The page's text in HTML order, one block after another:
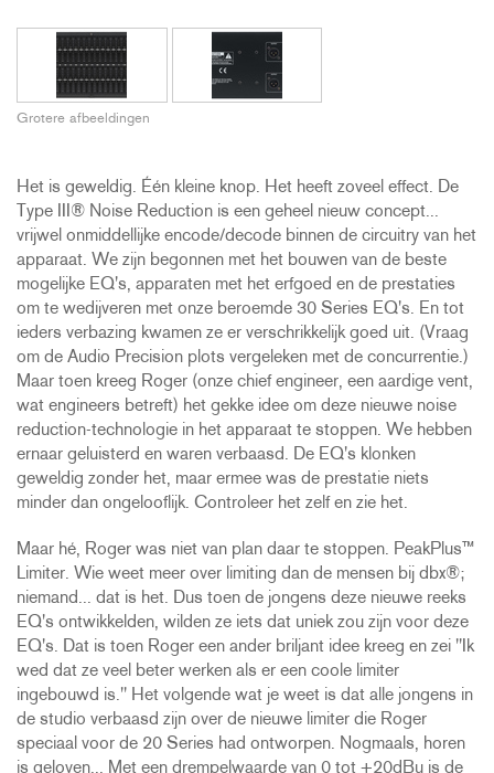
Grotere afbeeldingen
Het is geweldig. Één kleine knop. Het heeft zoveel effect. De
Type III® Noise Reduction is een geheel nieuw concept...
vrijwel onmiddellijke encode/decode binnen de circuitry van het
apparaat. We zijn begonnen met het bouwen van de beste
mogelijke EQ's, apparaten met het erfgoed en de prestaties
om te wedijveren met onze beroemde 30 Series EQ's. En tot
ieders verbazing kwamen ze er verschrikkelijk goed uit. (Vraag
om de Audio Precision plots vergeleken met de concurrentie.)
Maar toen kreeg Roger (onze chief engineer, een aardige vent,
wat engineers betreft) het gekke idee om deze nieuwe noise
reduction-technologie in het apparaat te stoppen. We hebben
ernaar geluisterd en waren verbaasd. De EQ's klonken
geweldig zonder het, maar ermee was de prestatie niets
minder dan ongelooflijk. Controleer het zelf en zie het.
Maar hé, Roger was niet van plan daar te stoppen. PeakPlus™
Limiter. Wie weet meer over limiting dan de mensen bij dbx®;
niemand... dat is het. Dus toen de jongens deze nieuwe reeks
EQ's ontwikkelden, wilden ze iets dat uniek zou zijn voor deze
EQ's. Dat is toen Roger een ander briljant idee kreeg en zei "Ik
wed dat ze veel beter werken als er een coole limiter
ingebouwd is." Het volgende wat je weet is dat alle jongens in
de studio verbaasd zijn over de nieuwe limiter die Roger
speciaal voor de 20 Series had ontworpen. Nogmaals, horen
is geloven... Met een drempelwaarde van 0 tot +20dBu is de